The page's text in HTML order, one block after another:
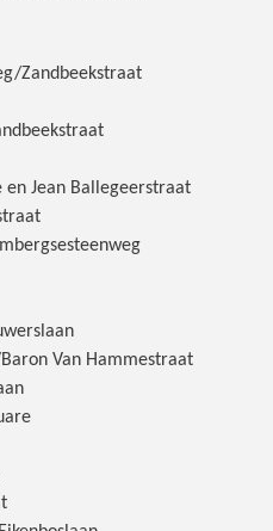
Zandbeekstraat
en Jean Ballegeerstraat
Van Hammestraat